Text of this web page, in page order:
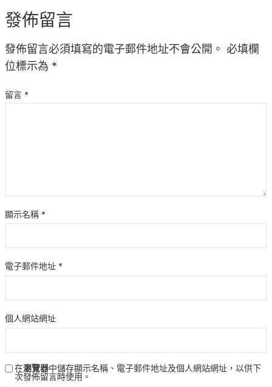
發佈留言
發佈留言必須填寫的電子郵件地址不會公開。 必填欄
位標示為 *
留言 *
顯示名稱 *
電子郵件地址 *
個人網站網址
在瀏覽器中儲存顯示名稱、電子郵件地址及個人網站網址，以供下
次發佈留言時使用。